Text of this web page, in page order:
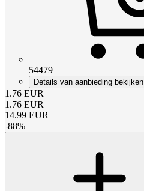
54479
Details van aanbieding bekijken
1.76 EUR
1.76 EUR
14.99 EUR
-88%